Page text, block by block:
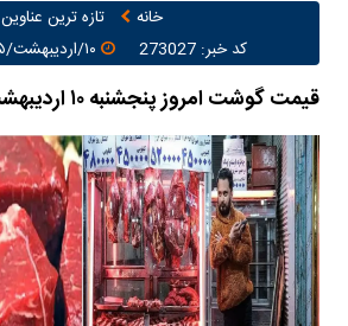
خانه
تازه ترین عناوین
کد خبر: 273027
۱۰/اردیبهشت/۱۴۰۵ ۱۳:۲۴:۱۹
قیمت گوشت امروز پنجشنبه ۱۰ اردیبهشت ۱۴۰۵ + جدول